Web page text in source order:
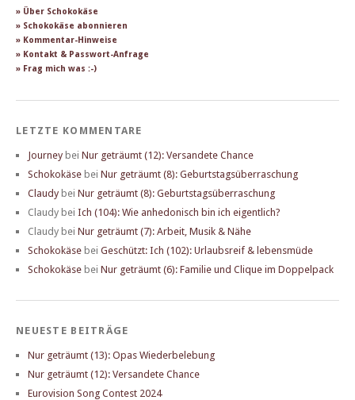
» Über Schokokäse
» Schokokäse abonnieren
» Kommentar-Hinweise
» Kontakt & Passwort-Anfrage
» Frag mich was :-)
LETZTE KOMMENTARE
Journey bei Nur geträumt (12): Versandete Chance
Schokokäse bei Nur geträumt (8): Geburtstagsüberraschung
Claudy bei Nur geträumt (8): Geburtstagsüberraschung
Claudy bei Ich (104): Wie anhedonisch bin ich eigentlich?
Claudy bei Nur geträumt (7): Arbeit, Musik & Nähe
Schokokäse bei Geschützt: Ich (102): Urlaubsreif & lebensmüde
Schokokäse bei Nur geträumt (6): Familie und Clique im Doppelpack
NEUESTE BEITRÄGE
Nur geträumt (13): Opas Wiederbelebung
Nur geträumt (12): Versandete Chance
Eurovision Song Contest 2024